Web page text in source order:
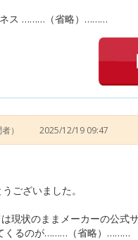
ネス ………（省略）………
） 2025/12/19 09:47
ございました。
現状のままメーカーの公式
くるのが………（省略）………